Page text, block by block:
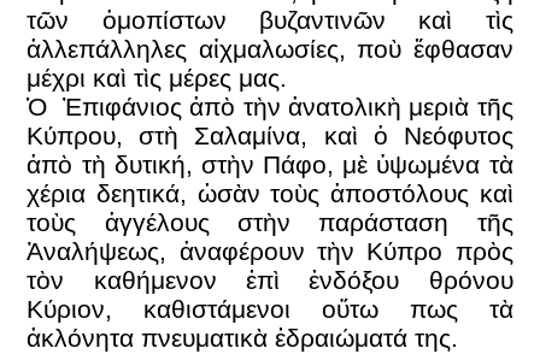
τῶν ὁμοπίστων βυζαντινῶν καὶ τὶς
ἀλλεπάλληλες αἰχμαλωσίες, ποὺ ἔφθασαν
μέχρι καὶ τὶς μέρες μας.
Ὁ Ἐπιφάνιος ἀπὸ τὴν ἀνατολικὴ μεριὰ τῆς
Κύπρου, στὴ Σαλαμίνα, καὶ ὁ Νεόφυτος
ἀπὸ τὴ δυτική, στὴν Πάφο, μὲ ὑψωμένα τὰ
χέρια δεητικά, ὡσὰν τοὺς ἀποστόλους καὶ
τοὺς ἀγγέλους στὴν παράσταση τῆς
Ἀναλήψεως, ἀναφέρουν τὴν Κύπρο πρὸς
τὸν καθήμενον ἐπὶ ἐνδόξου θρόνου
Κύριον, καθιστάμενοι οὕτω πως τὰ
ἀκλόνητα πνευματικὰ ἑδραιώματά της.